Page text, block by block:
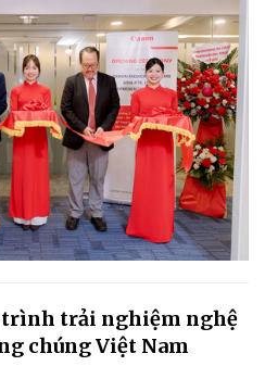
trình trải nghiệm nghệ
chúng Việt Nam